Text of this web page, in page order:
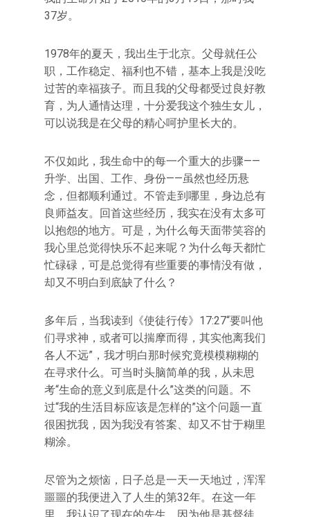
37岁。
1978年的夏天，我出生于北京。父母就任公
职，工作稳定、福利也不错，基本上我是没吃
过苦的幸福孩子。而且我的父母都受过良好教
育，为人通情达理，十分爱我这个独生女儿，
可以说我是在父母的精心呵护里长大的。
不仅如此，我生命中的每一个重大的步骤——
升学、出国、工作、身份——虽然也经历悬
念，但都顺利通过。不管走到哪里，身边总有
良师益友。回首这些经历，我实在没有太多可
以抱怨的地方。可是，为什么每天面带笑容的
我心里总觉得快乐不起来呢？为什么每天都忙
忙碌碌，可是总觉得有些重要的事情没有做，
却又不明白到底缺了什么？
多年后，当我读到《使徒行传》17:27“要叫他
们寻求神，或者可以揣摩而得，其实他离我们
各人不远”，我才明白那时候究竟模模糊糊的
在寻求什么。可当时头脑简单的我，从未思
考“生命的意义到底是什么”这类的问题。不
过“我的生活目标应该是怎样的”这个问题一直
很困扰我，因为我没有答案、却又不甘于糊里
糊涂。
尽管为之烦恼，日子总是一天一天地过，浑浑
噩噩的我便进入了人生的第32年。在这一年